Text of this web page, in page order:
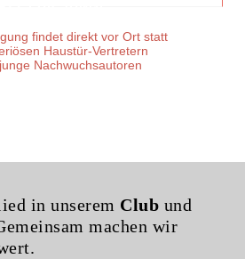
FÜR JUNGE
in unserem Club und
machen wir